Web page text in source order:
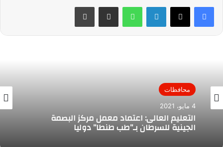
لينكدإن واتساب مشاركة عبر البريد طباعة
محافظات
4 مايو، 2021
التعليم العالى: اعتماد معمل مركز البصمة
الجينية للسرطان بـ”طب طنطا” دوليا